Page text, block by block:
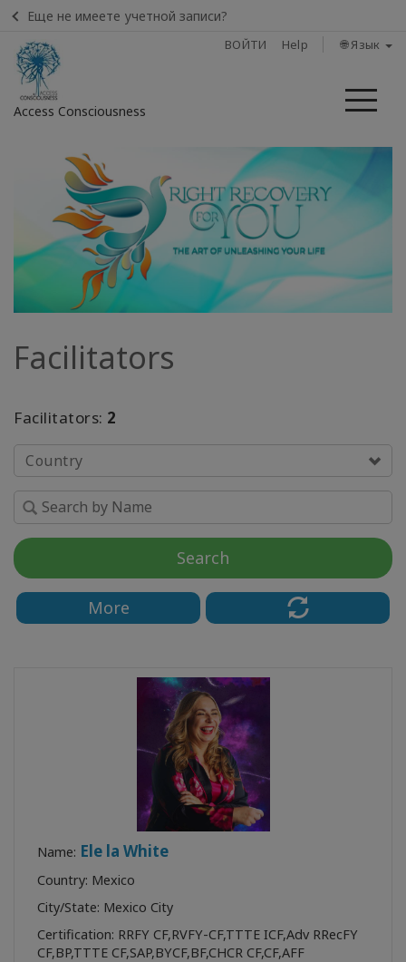
Еще не имеете учетной записи?
ВОЙТИ Help 🌐 Язык
Access Consciousness
Войти
учетную
запись
What
Else Is
The
Media
Classes
Facilitators
Facilitators: 2
Country
Search
More
Name: Ele la White
Country: Mexico
City/State: Mexico City
Certification: RRFY CF,RVFY-CF,TTTE ICF,Adv RRecFY
CF,BP,TTTE CF,SAP,BYCF,BF,CHCR CF,CF,AFF